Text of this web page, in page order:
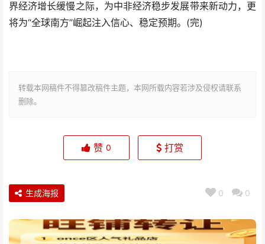
界经济增长缓慢之际，为中非经济稳步发展带来新动力，更
将为“全球南方”崛起注入信心、稳定预期。(完)
转载本网稿件不得篡改稿件主题，本网所载内容若涉及侵权请联系
删除。
赞 0 打赏
0 0
生成海报